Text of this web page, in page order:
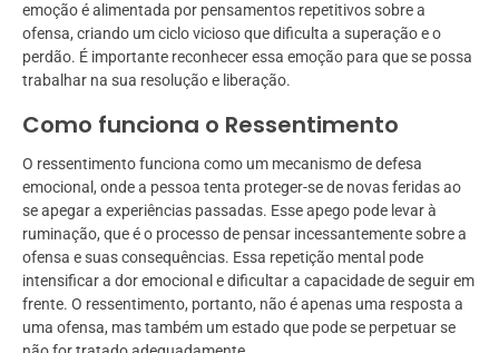
emoção é alimentada por pensamentos repetitivos sobre a
ofensa, criando um ciclo vicioso que dificulta a superação e o
perdão. É importante reconhecer essa emoção para que se possa
trabalhar na sua resolução e liberação.
Como funciona o Ressentimento
O ressentimento funciona como um mecanismo de defesa
emocional, onde a pessoa tenta proteger-se de novas feridas ao
se apegar a experiências passadas. Esse apego pode levar à
ruminação, que é o processo de pensar incessantemente sobre a
ofensa e suas consequências. Essa repetição mental pode
intensificar a dor emocional e dificultar a capacidade de seguir em
frente. O ressentimento, portanto, não é apenas uma resposta a
uma ofensa, mas também um estado que pode se perpetuar se